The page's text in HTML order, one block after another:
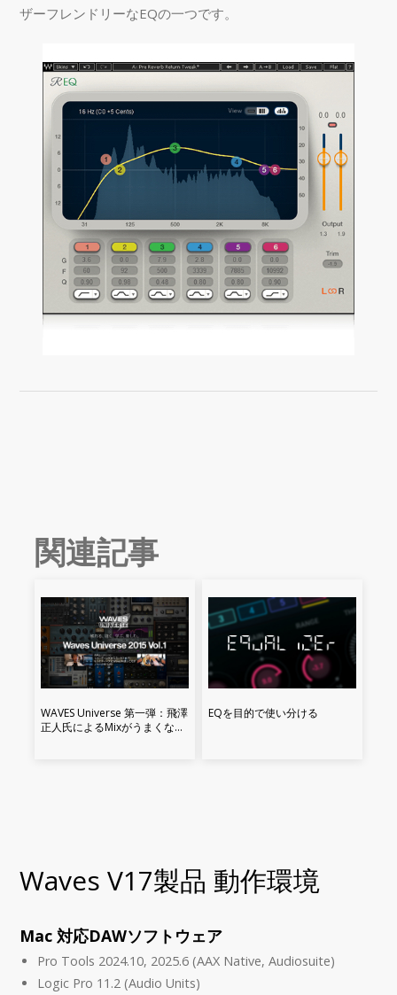
ザーフレンドリーなEQの一つです。
関連記事
WAVES Universe 第一弾：飛澤
正人氏によるMixがうまくなる
EQを目的で使い分ける
Waves V17製品 動作環境
Mac 対応DAWソフトウェア
Pro Tools 2024.10, 2025.6 (AAX Native, Audiosuite)
Logic Pro 11.2 (Audio Units)